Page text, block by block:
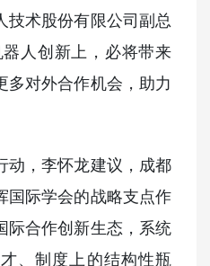
技术股份有限公司副总
人创新上，必将带来
多对外合作机会，助力
动，李怀龙建议，成都
国际学会的战略支点作
际合作创新生态，系统
、制度上的结构性瓶